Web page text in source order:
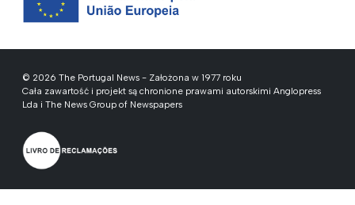
© 2026 The Portugal News - Założona w 1977 roku
Cała zawartość i projekt są chronione prawami autorskimi Anglopress
Lda i The News Group of Newspapers